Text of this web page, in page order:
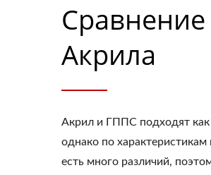
Акрила
Акрил и ГППС подходят как
однако по
есть много различий,